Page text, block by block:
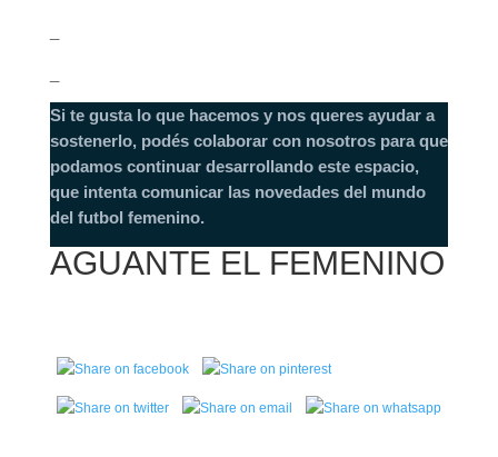
Si te gusta lo que hacemos y nos queres ayudar a
sostenerlo, podés colaborar con nosotros para que
podamos continuar desarrollando este espacio,
que intenta comunicar las novedades del mundo
del futbol femenino.
AGUANTE EL FEMENINO